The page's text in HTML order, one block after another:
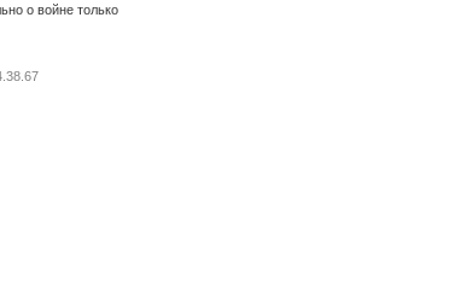
о войне только